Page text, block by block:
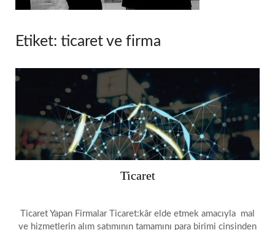
Etiket: ticaret ve firma
Ticaret
Ticaret Yapan Firmalar Ticaret:kâr elde etmek amacıyla mal
ve hizmetlerin alım satımının tamamını para birimi cinsinden